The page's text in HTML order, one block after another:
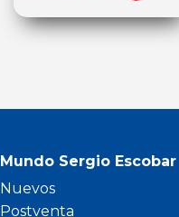
Mundo Sergio Escobar
Nuevos
Postventa